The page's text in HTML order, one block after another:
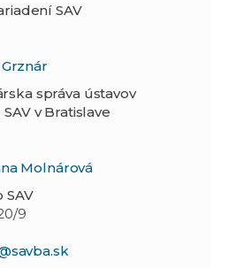
SAV
správa ústavov
v Bratislave
Molnárová
SAV
9